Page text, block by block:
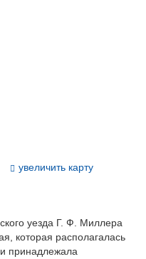
увеличить карту
уезда Г. Ф. Миллера
которая располагалась
принадлежала